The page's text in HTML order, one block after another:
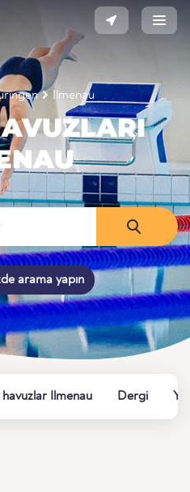
Ilmenau
arama yapın
havuzlar Ilmenau Dergi